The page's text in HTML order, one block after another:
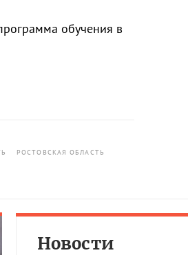
обучения в
РОСТОВСКАЯ ОБЛАСТЬ
Новости